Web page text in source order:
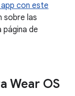
con este
sobre las
página de
Wear OS